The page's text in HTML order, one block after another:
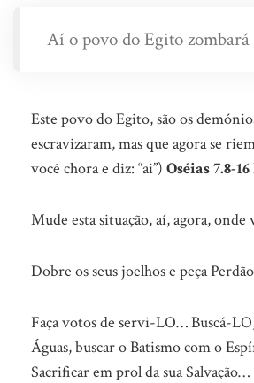
Aí o povo do Egito zombará
Este povo do Egito, são os
escravizaram, mas que agora se
você chora e diz: “ai”) Oséias 7.8-
Mude esta situação, aí, agora, onde
Dobre os seus joelhos e peça
Faça votos de servi-LO… Buscá-
Águas, buscar o Batismo com o
Sacrificar em prol da sua Salvação…